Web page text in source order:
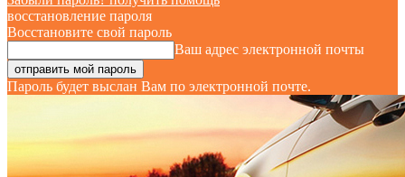
восстановление пароля
Восстановите свой пароль
Ваш адрес электронной почты
Пароль будет выслан Вам по электронной почте.